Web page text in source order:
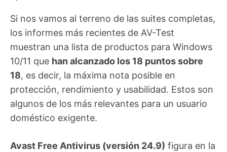
Si nos vamos al terreno de las suites completas,
los informes más recientes de AV-Test
muestran una lista de productos para Windows
10/11 que han alcanzado los 18 puntos sobre
18, es decir, la máxima nota posible en
protección, rendimiento y usabilidad. Estos son
algunos de los más relevantes para un usuario
doméstico exigente.
Avast Free Antivirus (versión 24.9) figura en la